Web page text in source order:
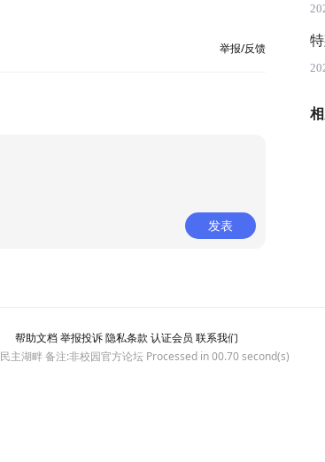
举报/反馈
发表
帮助文档举报投诉隐私条款 认证会员 联系我们
民主湖畔备注:非校园官方论坛 Processed in 00.70 second(s)